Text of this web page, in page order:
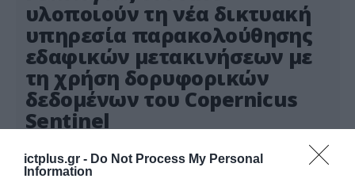
ictplus.gr - Do Not Process My Personal
Information
υλοποιούν τη νέα δικτυακή
υπηρεσία παρακολούθησης
εδαφικών μετακινήσεων με
τη χρήση δορυφορικών
δεδομένων του Copernicus
Sentinel
γεωκινδύνων, όπως σεισμοί, κατολισθήσεις,
ηφαιστειακές εκρήξεις κ.ά, επιστήμονες του